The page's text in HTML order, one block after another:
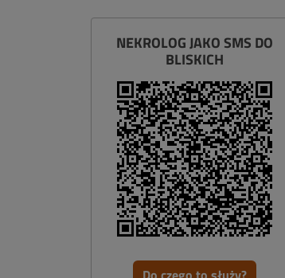
NEKROLOG JAKO SMS DO
BLISKICH